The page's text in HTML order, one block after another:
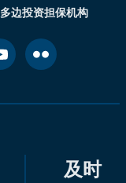
多边投资担保机构
及时